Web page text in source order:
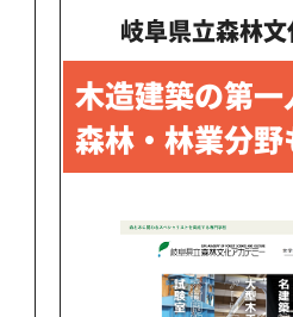
岐阜県立森林
木造建築の第一
森林・林業分